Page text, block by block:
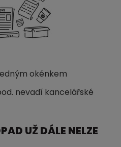
okénkem
nevadí kancelářské
UŽ DÁLE NELZE